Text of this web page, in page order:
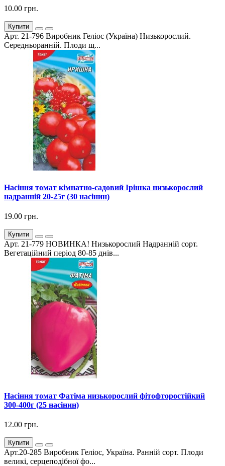
10.00 грн.
Купити
Арт. 21-796 Виробник Геліос (Україна) Низькорослий.
Середньоранній. Плоди щ...
Насіння томат кімнатно-садовий Ірішка низькорослий
надранній 20-25г (30 насінин)
19.00 грн.
Купити
Арт. 21-779 НОВИНКА! Низькорослий Надранній сорт.
Вегетаційний період 80-85 днів...
Насіння томат Фатіма низькорослий фітофторостійкий
300-400г (25 насінин)
12.00 грн.
Купити
Арт.20-285 Виробник Геліос, Україна. Ранній сорт. Плоди
великі, серцеподібної фо...